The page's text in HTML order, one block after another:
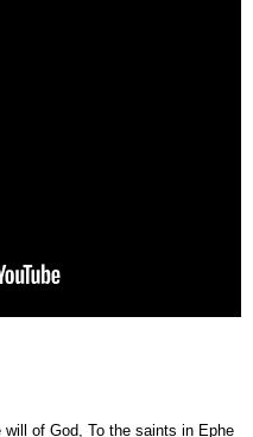
of God, To the saints in Ephe